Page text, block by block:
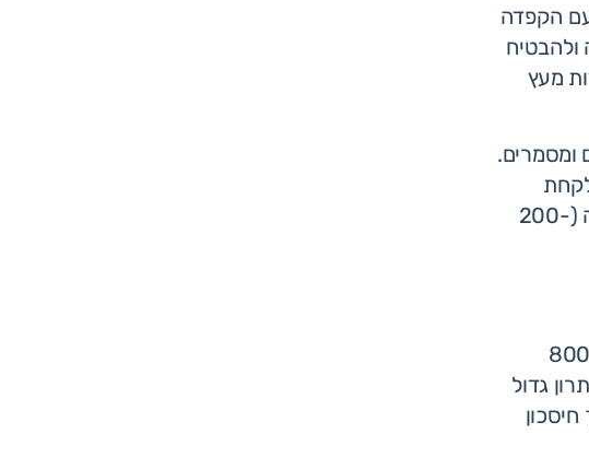
עם הקפדה
ולהבטיח
מעץ
ומסמרים.
בנוסף, יש לקחת
בחשבון את העלויות של הכלים אם אין לכם אותם כבר, כמו מסור חשמלי (400-800 ש"ח), מקדחה ומברגה (200-
ביצוע הפרויקט בעצמכם ידרוש גם זמן ועבודה. אם נתחשב בעלות החומרים בלבד, הבנייה יכולה לעלות בין 800
גדול